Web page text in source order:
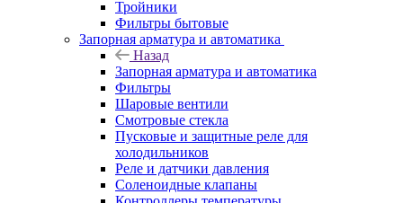
Тройники
Фильтры бытовые
Запорная арматура и автоматика
Назад
Запорная арматура и автоматика
Фильтры
Шаровые вентили
Смотровые стекла
Пусковые и защитные реле для
холодильников
Реле и датчики давления
Соленоидные клапаны